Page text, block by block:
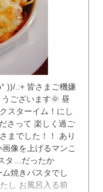
))/.:+ 皆さまご機嫌
ございます🌞 昼
スターイム！にし
さって 楽しく過ご
までした！！ あり
像を上げるマンこ
タ…だったか
焼きパスタでし
し お風呂入る前